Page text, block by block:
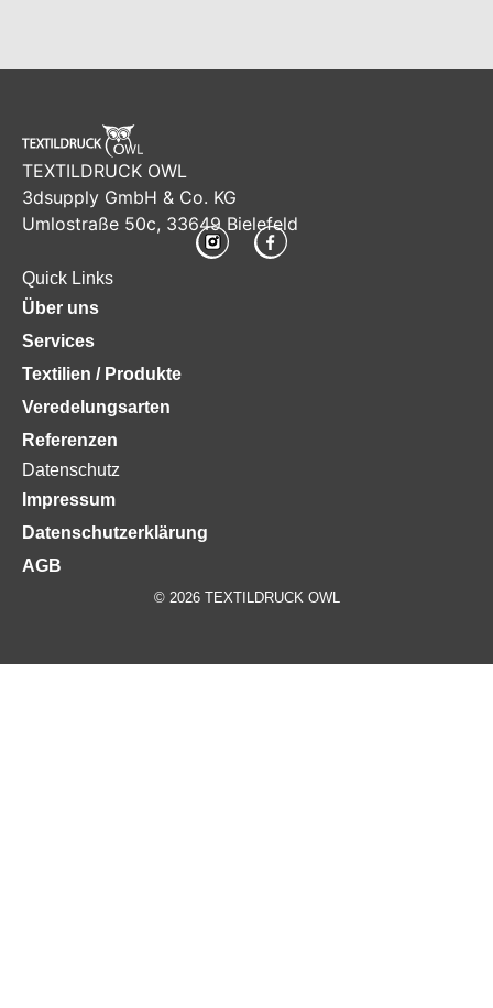
TEXTILDRUCK OWL
3dsupply GmbH & Co. KG
Umlostraße 50c, 33649 Bielefeld
Quick Links
Über uns
Services
Textilien / Produkte
Veredelungsarten
Referenzen
Datenschutz
Impressum
Datenschutzerklärung
AGB
© 2026 TEXTILDRUCK OWL